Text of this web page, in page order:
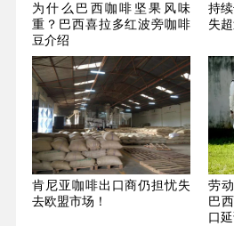
为什么巴西咖啡坚果风味
重？巴西喜拉多红波旁咖啡
豆介绍
持
失
肯尼亚咖啡出口商仍担忧失
去欧盟市场！
劳
巴
口